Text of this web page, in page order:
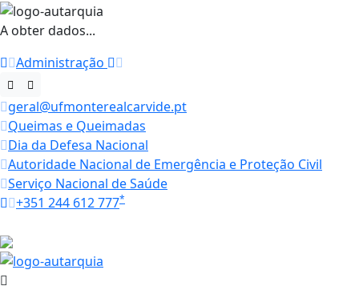
A obter dados...
Administração
geral@ufmonterealcarvide.pt
Queimas e Queimadas
Dia da Defesa Nacional
Autoridade Nacional de Emergência e Proteção Civil
Serviço Nacional de Saúde
+351 244 612 777*